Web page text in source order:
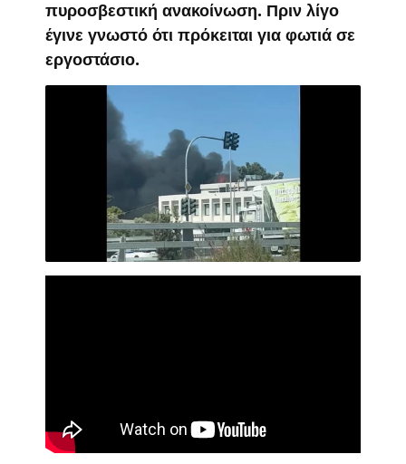
πυροσβεστική ανακοίνωση. Πριν λίγο
έγινε γνωστό ότι πρόκειται για φωτιά σε
εργοστάσιο.